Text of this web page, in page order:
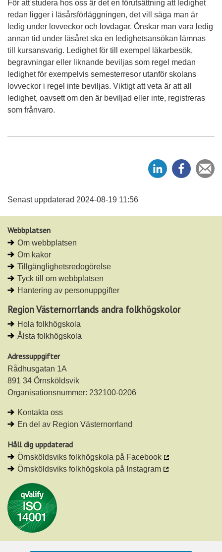
För att studera hos oss är det en förutsättning att ledighet
redan ligger i läsårsförläggningen, det vill säga man är
ledig under lovveckor och lovdagar. Önskar man vara ledig
annan tid under läsåret ska en ledighetsansökan lämnas
till kursansvarig. Ledighet för till exempel läkarbesök,
begravningar eller liknande beviljas som regel medan
ledighet för exempelvis semesterresor utanför skolans
lovveckor i regel inte beviljas. Viktigt att veta är att all
ledighet, oavsett om den är beviljad eller inte, registreras
som frånvaro.
e
e
Senast uppdaterad 2024-08-19 11:56
Webbplatsen
Om webbplatsen
Om kakor
Tillgänglighetsredogörelse
Tyck till om webbplatsen
Hantering av personuppgifter
Region Västernorrlands andra folkhögskolor
Hola folkhögskola
Ålsta folkhögskola
Adressuppgifter
Rådhusgatan 1A
891 34 Örnsköldsvik
Organisationsnummer: 232100-0206
Kontakta oss
En del av Region Västernorrland
Håll dig uppdaterad
Örnsköldsviks folkhögskola på Facebook
Örnsköldsviks folkhögskola på Instagram